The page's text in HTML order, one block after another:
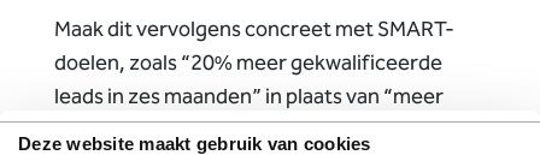
Deze website maakt gebruik van cookies
Maak dit vervolgens concreet met SMART-
doelen, zoals “20% meer gekwalificeerde
leads in zes maanden” in plaats van “meer
zichtbaarheid”. Koppel hier direct acties aan: